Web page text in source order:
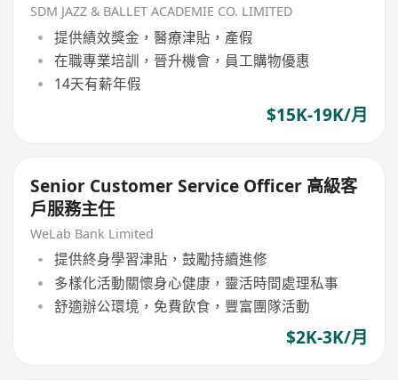
SDM JAZZ & BALLET ACADEMIE CO. LIMITED
提供績效獎金，醫療津貼，產假
在職專業培訓，晉升機會，員工購物優惠
14天有薪年假
$15K-19K/月
Senior Customer Service Officer 高級客
戶服務主任
WeLab Bank Limited
提供終身學習津貼，鼓勵持續進修
多樣化活動關懷身心健康，靈活時間處理私事
舒適辦公環境，免費飲食，豐富團隊活動
$2K-3K/月